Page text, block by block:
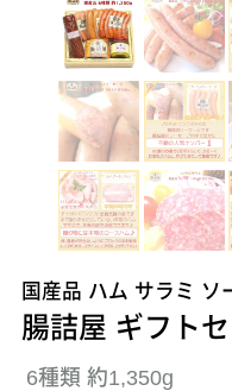
国産品 ハム サラミ ソ
腸詰屋 ギフト
6種類 約1,350g